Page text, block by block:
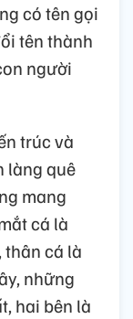
có tên gọi
tên thành
người
trúc và
làng quê
mang
cá là
thân cá là
những
hai bên là